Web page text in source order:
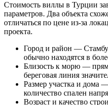
Стоимость виллы в Турции
параметров. Два объекта
отличаться по цене из-за
проекта.
Город и район —
обычно находятся в
Близость к морю —
береговая линия
Размер участка и дома
количество спален
Возраст и качество